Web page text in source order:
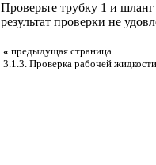
Проверьте трубку 1 и
результат проверки не
« предыдущая страница
3.1.3. Проверка рабочей